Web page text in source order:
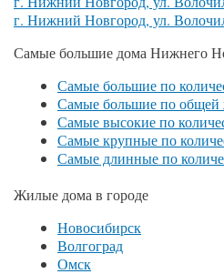
г. Нижний Новгород, ул.
Самые большие дома Нижнего
Самые большие по
Самые большие по
Самые высокие по
Самые крупные по
Самые длинные по
Жилые дома в городе
Новосибирск
Волгоград
Омск